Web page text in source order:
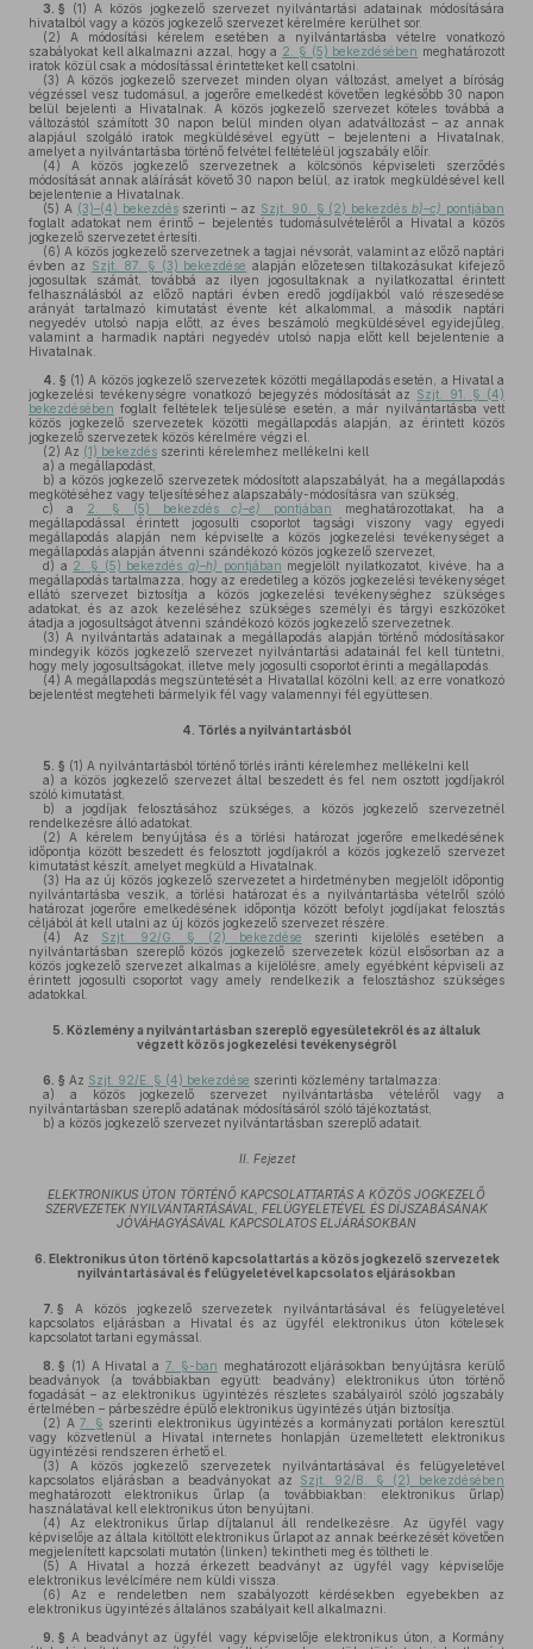
3. § (1) A közös jogkezelő szervezet nyilvántartási adatainak módosítására
hivatalból vagy a közös jogkezelő szervezet kérelmére kerülhet sor.
(2) A módosítási kérelem esetében a nyilvántartásba vételre vonatkozó
szabályokat kell alkalmazni azzal, hogy a 2. § (5) bekezdésében meghatározott
iratok közül csak a módosítással érintetteket kell csatolni.
(3) A közös jogkezelő szervezet minden olyan változást, amelyet a bíróság
végzéssel vesz tudomásul, a jogerőre emelkedést követően legkésőbb 30 napon
belül bejelenti a Hivatalnak. A közös jogkezelő szervezet köteles továbbá a
változástól számított 30 napon belül minden olyan adatváltozást – az annak
alapjául szolgáló iratok megküldésével együtt – bejelenteni a Hivatalnak,
amelyet a nyilvántartásba történő felvétel feltételéül jogszabály előír.
(4) A közös jogkezelő szervezetnek a kölcsönös képviseleti szerződés
módosítását annak aláírását követő 30 napon belül, az iratok megküldésével kell
bejelentenie a Hivatalnak.
(5) A (3)–(4) bekezdésszerinti – az Szjt. 90. § (2) bekezdésb)–c) pontjában
foglalt adatokat nem érintő – bejelentés tudomásulvételéről a Hivatal a közös
jogkezelő szervezetet értesíti.
(6) A közös jogkezelő szervezetnek a tagjai névsorát, valamint az előző naptári
évben az Szjt. 87. § (3) bekezdése alapján előzetesen tiltakozásukat kifejező
jogosultak számát, továbbá az ilyen jogosultaknak a nyilatkozattal érintett
felhasználásból az előző naptári évben eredő jogdíjakból való részesedése
arányát tartalmazó kimutatást évente két alkalommal, a második naptári
negyedév utolsó napja előtt, az éves beszámoló megküldésével egyidejűleg,
valamint a harmadik naptári negyedév utolsó napja előtt kell bejelentenie a
Hivatalnak.
4. § (1) A közös jogkezelő szervezetek közötti megállapodás esetén, a Hivatal a
jogkezelési tevékenységre vonatkozó bejegyzés módosítását az Szjt. 91. § (4)
bekezdésében foglalt feltételek teljesülése esetén, a már nyilvántartásba vett
közös jogkezelő szervezetek közötti megállapodás alapján, az érintett közös
jogkezelő szervezetek közös kérelmére végzi el.
(2) Az (1) bekezdés szerinti kérelemhez mellékelni kell
a) a megállapodást,
b) a közös jogkezelő szervezetek módosított alapszabályát, ha a megállapodás
megkötéséhez vagy teljesítéséhez alapszabály-módosításra van szükség,
c) a 2. § (5) bekezdésc)–e) pontjában
meghatározottakat, ha a
megállapodással érintett jogosulti csoportot tagsági viszony vagy egyedi
megállapodás alapján nem képviselte a közös jogkezelési tevékenységet a
megállapodás alapján átvenni szándékozó közös jogkezelő szervezet,
d) a 2. § (5) bekezdésg)–h) pontjában megjelölt nyilatkozatot, kivéve, ha a
megállapodás tartalmazza, hogy az eredetileg a közös jogkezelési tevékenységet
ellátó szervezet biztosítja a közös jogkezelési tevékenységhez szükséges
adatokat, és az azok kezeléséhez szükséges személyi és tárgyi eszközöket
átadja a jogosultságot átvenni szándékozó közös jogkezelő szervezetnek.
(3) A nyilvántartás adatainak a megállapodás alapján történő módosításakor
mindegyik közös jogkezelő szervezet nyilvántartási adatainál fel kell tüntetni,
hogy mely jogosultságokat, illetve mely jogosulti csoportot érinti a megállapodás.
(4) A megállapodás megszüntetését a Hivatallal közölni kell; az erre vonatkozó
bejelentést megteheti bármelyik fél vagy valamennyi fél együttesen.
4. Törlés a nyilvántartásból
5. § (1) A nyilvántartásból történő törlés iránti kérelemhez mellékelni kell
a) a közös jogkezelő szervezet által beszedett és fel nem osztott jogdíjakról
szóló kimutatást,
b) a jogdíjak felosztásához szükséges, a közös jogkezelő szervezetnél
rendelkezésre álló adatokat.
(2) A kérelem benyújtása és a törlési határozat jogerőre emelkedésének
időpontja között beszedett és felosztott jogdíjakról a közös jogkezelő szervezet
kimutatást készít, amelyet megküld a Hivatalnak.
(3) Ha az új közös jogkezelő szervezetet a hirdetményben megjelölt időpontig
nyilvántartásba veszik, a törlési határozat és a nyilvántartásba vételről szóló
határozat jogerőre emelkedésének időpontja között befolyt jogdíjakat felosztás
céljából át kell utalni az új közös jogkezelő szervezet részére.
(4) Az Szjt. 92/G. § (2) bekezdése szerinti kijelölés esetében a
nyilvántartásban szereplő közös jogkezelő szervezetek közül elsősorban az a
közös jogkezelő szervezet alkalmas a kijelölésre, amely egyébként képviseli az
érintett jogosulti csoportot vagy amely rendelkezik a felosztáshoz szükséges
adatokkal.
5. Közlemény a nyilvántartásban szereplő egyesületekről és az általuk
végzett közös jogkezelési tevékenységről
6. § Az Szjt. 92/E. § (4) bekezdése szerinti közlemény tartalmazza:
a) a közös jogkezelő szervezet nyilvántartásba vételéről vagy a
nyilvántartásban szereplő adatának módosításáról szóló tájékoztatást,
b) a közös jogkezelő szervezet nyilvántartásban szereplő adatait.
II. Fejezet
ELEKTRONIKUS ÚTON TÖRTÉNŐ KAPCSOLATTARTÁS A KÖZÖS JOGKEZELŐ
SZERVEZETEK NYILVÁNTARTÁSÁVAL, FELÜGYELETÉVEL ÉS DÍJSZABÁSÁNAK
JÓVÁHAGYÁSÁVAL KAPCSOLATOS ELJÁRÁSOKBAN
6. Elektronikus úton történő kapcsolattartás a közös jogkezelő szervezetek
nyilvántartásával és felügyeletével kapcsolatos eljárásokban
7. § A közös jogkezelő szervezetek nyilvántartásával és felügyeletével
kapcsolatos eljárásban a Hivatal és az ügyfél elektronikus úton kötelesek
kapcsolatot tartani egymással.
8. § (1) A Hivatal a7. §-ban meghatározott eljárásokban benyújtásra kerülő
beadványok (a továbbiakban együtt: beadvány) elektronikus úton történő
fogadását – az elektronikus ügyintézés részletes szabályairól szóló jogszabály
értelmében – párbeszédre épülő elektronikus ügyintézés útján biztosítja.
(2) A7. § szerinti elektronikus ügyintézés a kormányzati portálon keresztül
vagy közvetlenül a Hivatal internetes honlapján üzemeltetett elektronikus
ügyintézési rendszeren érhető el.
(3) A közös jogkezelő szervezetek nyilvántartásával és felügyeletével
kapcsolatos eljárásban a beadványokat az Szjt. 92/B. § (2) bekezdésében
meghatározott elektronikus űrlap (a továbbiakban: elektronikus űrlap)
használatával kell elektronikus úton benyújtani.
(4) Az elektronikus űrlap díjtalanul áll rendelkezésre. Az ügyfél vagy
képviselője az általa kitöltött elektronikus űrlapot az annak beérkezését követően
megjelenített kapcsolati mutatón (linken) tekintheti meg és töltheti le.
(5) A Hivatal a hozzá érkezett beadványt az ügyfél vagy képviselője
elektronikus levélcímére nem küldi vissza.
(6) Az e rendeletben nem szabályozott kérdésekben egyebekben az
elektronikus ügyintézés általános szabályait kell alkalmazni.
9. § A beadványt az ügyfél vagy képviselője elektronikus úton, a Kormány